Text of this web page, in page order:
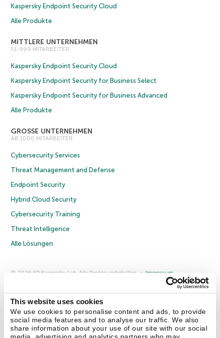
This website uses cookies
We use cookies to personalise content and ads, to provide
social media features and to analyse our traffic. We also
share information about your use of our site with our social
Kaspersky Endpoint Security Cloud
Alle Produkte
MITTLERE UNTERNEHMEN
51-999 MITARBEITER
Kaspersky Endpoint Security Cloud
Kaspersky Endpoint Security for Business Select
Kaspersky Endpoint Security for Business Advanced
Alle Produkte
GROSSE UNTERNEHMEN
AB 1000 MITARBEITER
Cybersecurity Services
Threat Management and Defense
Endpoint Security
Hybrid Cloud Security
Cybersecurity Training
Threat Intelligence
Alle Lösungen
© 2026 AO Kaspersky Lab. Alle Rechte vorbehalten.
Impressum
Lizenzvereinbarung B2B
Anmeldung zum Newsletter für B2B-Vertriebspartner
Kontakt Über uns Partner Blog
Weitere Informationen
Pressemitteilungen